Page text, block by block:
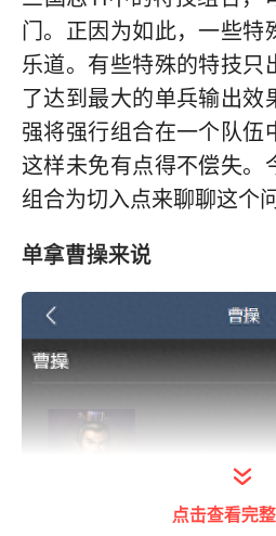
门。正因为如此，一些特
乐道。有些特殊的特技只
了达到最大的单兵输出效
强将强行组合在一个队伍
这样未免有点得不偿失。
组合为切入点来聊聊这个问
单拿曹操来说
点击查看完